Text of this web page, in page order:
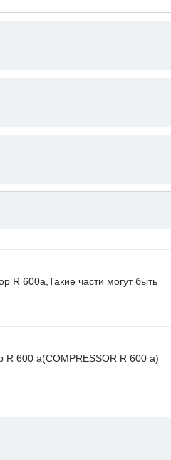
R 600a,Такие части могут быть
600 a(COMPRESSOR R 600 a)